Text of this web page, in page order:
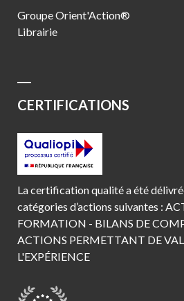
Groupe Orient'Action®
Librairie
CERTIFICATIONS
La certification qualité a été
catégories d’actions suivantes :
FORMATION - BILANS DE
ACTIONS PERMETTANT DE
L'EXPÉRIENCE